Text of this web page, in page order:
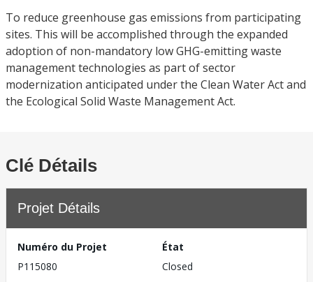
To reduce greenhouse gas emissions from participating
sites. This will be accomplished through the expanded
adoption of non-mandatory low GHG-emitting waste
management technologies as part of sector
modernization anticipated under the Clean Water Act and
the Ecological Solid Waste Management Act.
Clé Détails
Projet Détails
Numéro du Projet
P115080
État
Closed